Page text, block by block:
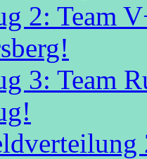
2: Team
3: Team